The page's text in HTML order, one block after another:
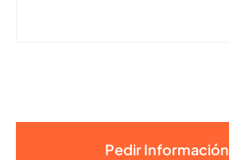
Pedir Información